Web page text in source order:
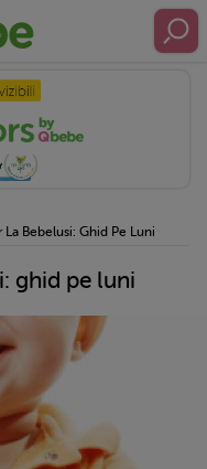
Bebelusi: Ghid Pe Luni
ghid pe luni